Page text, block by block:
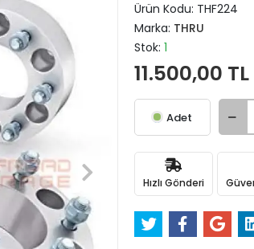
Ürün Kodu: THF224
Marka: THRU
Stok: 1
11.500,00 TL
Adet
Hızlı Gönderi